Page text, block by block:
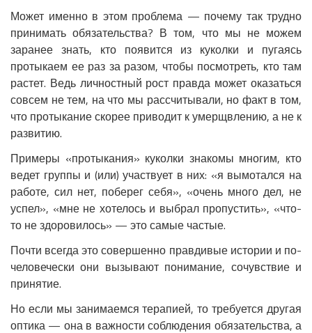
Может именно в этом проблема — почему так трудно
принимать обязательства? В том, что мы не можем
заранее знать, кто появится из куколки и пугаясь
протыкаем ее раз за разом, чтобы посмотреть, кто там
растет. Ведь личностный рост правда может оказаться
совсем не тем, на что мы рассчитывали, но факт в том,
что протыкание скорее приводит к умерщвлению, а не к
развитию.
Примеры «протыкания» куколки знакомы многим, кто
ведет группы и (или) участвует в них: «я вымотался на
работе, сил нет, поберег себя», «очень много дел, не
успел», «мне не хотелось и выбрал пропустить», «что-
то не здоровилось» — это самые частые.
Почти всегда это совершенно правдивые истории и по-
человечески они вызывают понимание, сочувствие и
принятие.
Но если мы занимаемся терапией, то требуется другая
оптика — она в важности соблюдения обязательства, а